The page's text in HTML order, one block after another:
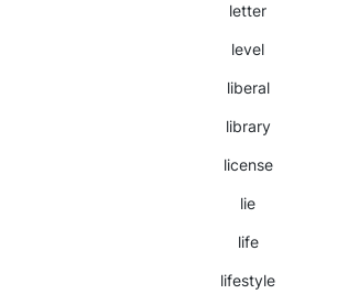
letter
level
liberal
library
license
lie
life
lifestyle